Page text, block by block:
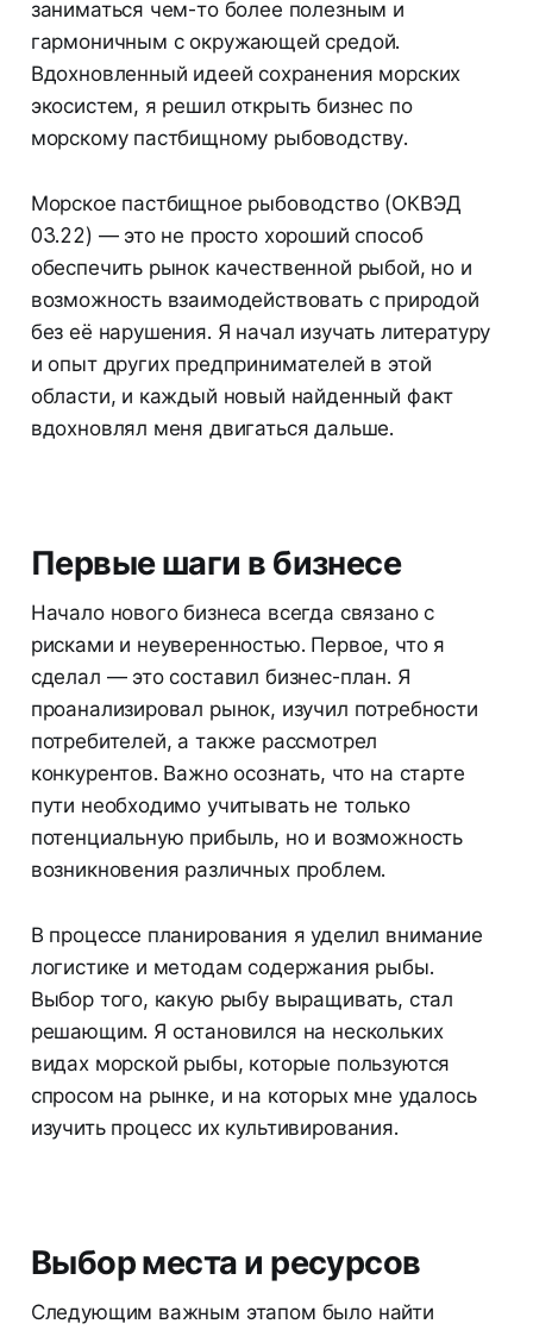
заниматься чем-то более полезным и
гармоничным с окружающей средой.
Вдохновленный идеей сохранения морских
экосистем, я решил открыть бизнес по
морскому пастбищному рыбоводству.
Морское пастбищное рыбоводство (ОКВЭД
03.22) — это не просто хороший способ
обеспечить рынок качественной рыбой, но и
возможность взаимодействовать с природой
без её нарушения. Я начал изучать литературу
и опыт других предпринимателей в этой
области, и каждый новый найденный факт
вдохновлял меня двигаться дальше.
Первые шаги в бизнесе
Начало нового бизнеса всегда связано с
рисками и неуверенностью. Первое, что я
сделал — это составил бизнес-план. Я
проанализировал рынок, изучил потребности
потребителей, а также рассмотрел
конкурентов. Важно осознать, что на старте
пути необходимо учитывать не только
потенциальную прибыль, но и возможность
возникновения различных проблем.
В процессе планирования я уделил внимание
логистике и методам содержания рыбы.
Выбор того, какую рыбу выращивать, стал
решающим. Я остановился на нескольких
видах морской рыбы, которые пользуются
спросом на рынке, и на которых мне удалось
изучить процесс их культивирования.
Выбор места и ресурсов
Следующим важным этапом было найти